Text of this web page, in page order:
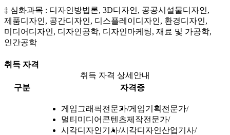
‡ 심화과목 : 디자인방법론, 3D디자인, 공공시설물디자인,
제품디자인, 공간디자인, 디스플레이디자인, 환경디자인,
미디어디자인, 디자인공학, 디자인마케팅, 재료 및 가공학,
인간공학
취득 자격
취득 자격 상세안내
구분
자격증
게임그래픽전문가 게임기획전문가
멀티미디어콘텐츠제작전문가
시각디자인기사 시각디자인산업기사